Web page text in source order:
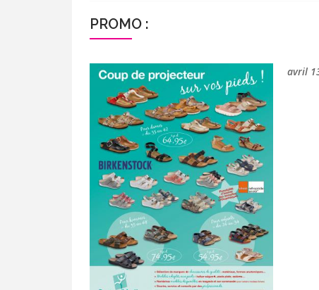
PROMO :
avril